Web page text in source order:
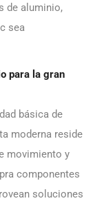
de aluminio,
sea
para la gran
básica de
moderna reside
movimiento y
componentes
soluciones